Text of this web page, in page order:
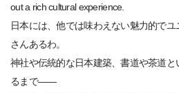
out a rich cultural experience.
日本には、他では味わえない魅力的でユ
さんあるわ。
神社や伝統的な日本建築、書道や茶道
るまで——